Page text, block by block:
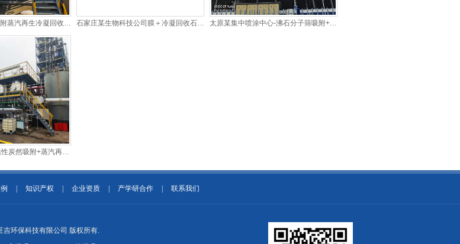
蒸汽再生冷凝回收装
置
石家庄某生物科技公司膜＋冷凝回收石油
太原某集中喷涂中心-沸石分子筛吸附+co
炭然吸附+蒸汽再生
知识产权 企业资质 产学研合作 联系我们
吉环保科技有限公司 版权所有.